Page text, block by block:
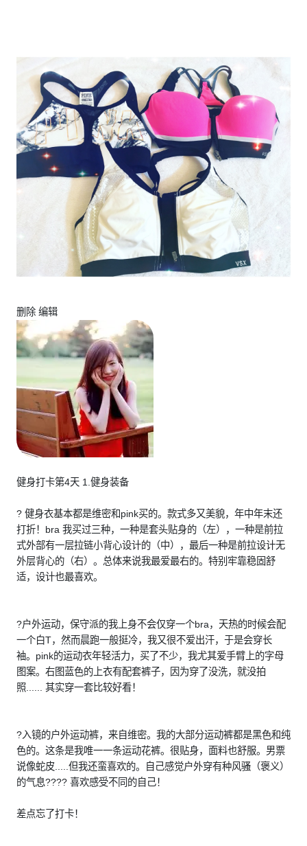
删除 编辑
健身打卡第4天 1.健身装备
? 健身衣基本都是维密和pink买的。款式多又美貌，年中年末还
打折！bra 我买过三种，一种是套头贴身的（左），一种是前拉
式外部有一层拉链小背心设计的（中），最后一种是前拉设计无
外层背心的（右）。总体来说我最爱最右的。特别牢靠稳固舒
适，设计也最喜欢。
?户外运动，保守派的我上身不会仅穿一个bra，天热的时候会配
一个白T，然而晨跑一般挺冷，我又很不爱出汗，于是会穿长
袖。pink的运动衣年轻活力，买了不少，我尤其爱手臂上的字母
图案。右图蓝色的上衣有配套裤子，因为穿了没洗，就没拍
照...... 其实穿一套比较好看！
?入镜的户外运动裤，来自维密。我的大部分运动裤都是黑色和纯
色的。这条是我唯一一条运动花裤。很贴身，面料也舒服。男票
说像蛇皮.....但我还蛮喜欢的。自己感觉户外穿有种风骚（褒义）
的气息???? 喜欢感受不同的自己！
差点忘了打卡！